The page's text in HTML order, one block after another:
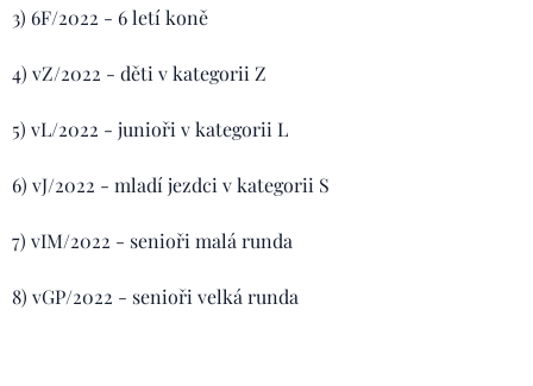
3) 6F/2022 - 6 letí koně
4) vZ/2022 - děti v kategorii Z
5) vL/2022 - junioři v kategorii L
6) vJ/2022 - mladí jezdci v kategorii S
7) vIM/2022 - senioři malá runda
8) vGP/2022 - senioři velká runda